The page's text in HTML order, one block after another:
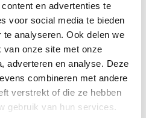
en advertenties te
voor social media te bieden
analyseren. Ook delen we
van onze site met onze
adverteren en analyse. Deze
combineren met andere
verstrekt of die ze hebben
gebruik van hun services.
om even knuffelen. Dan
Wij kende haar nog niet
ze er alleen voor stond.
begon ik weer met
haar.
merkte ik niets van. Ik had
denken. Gelukkig had ik